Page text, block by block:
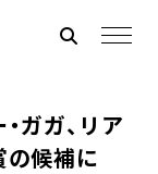
ガガ、リア
の候補に